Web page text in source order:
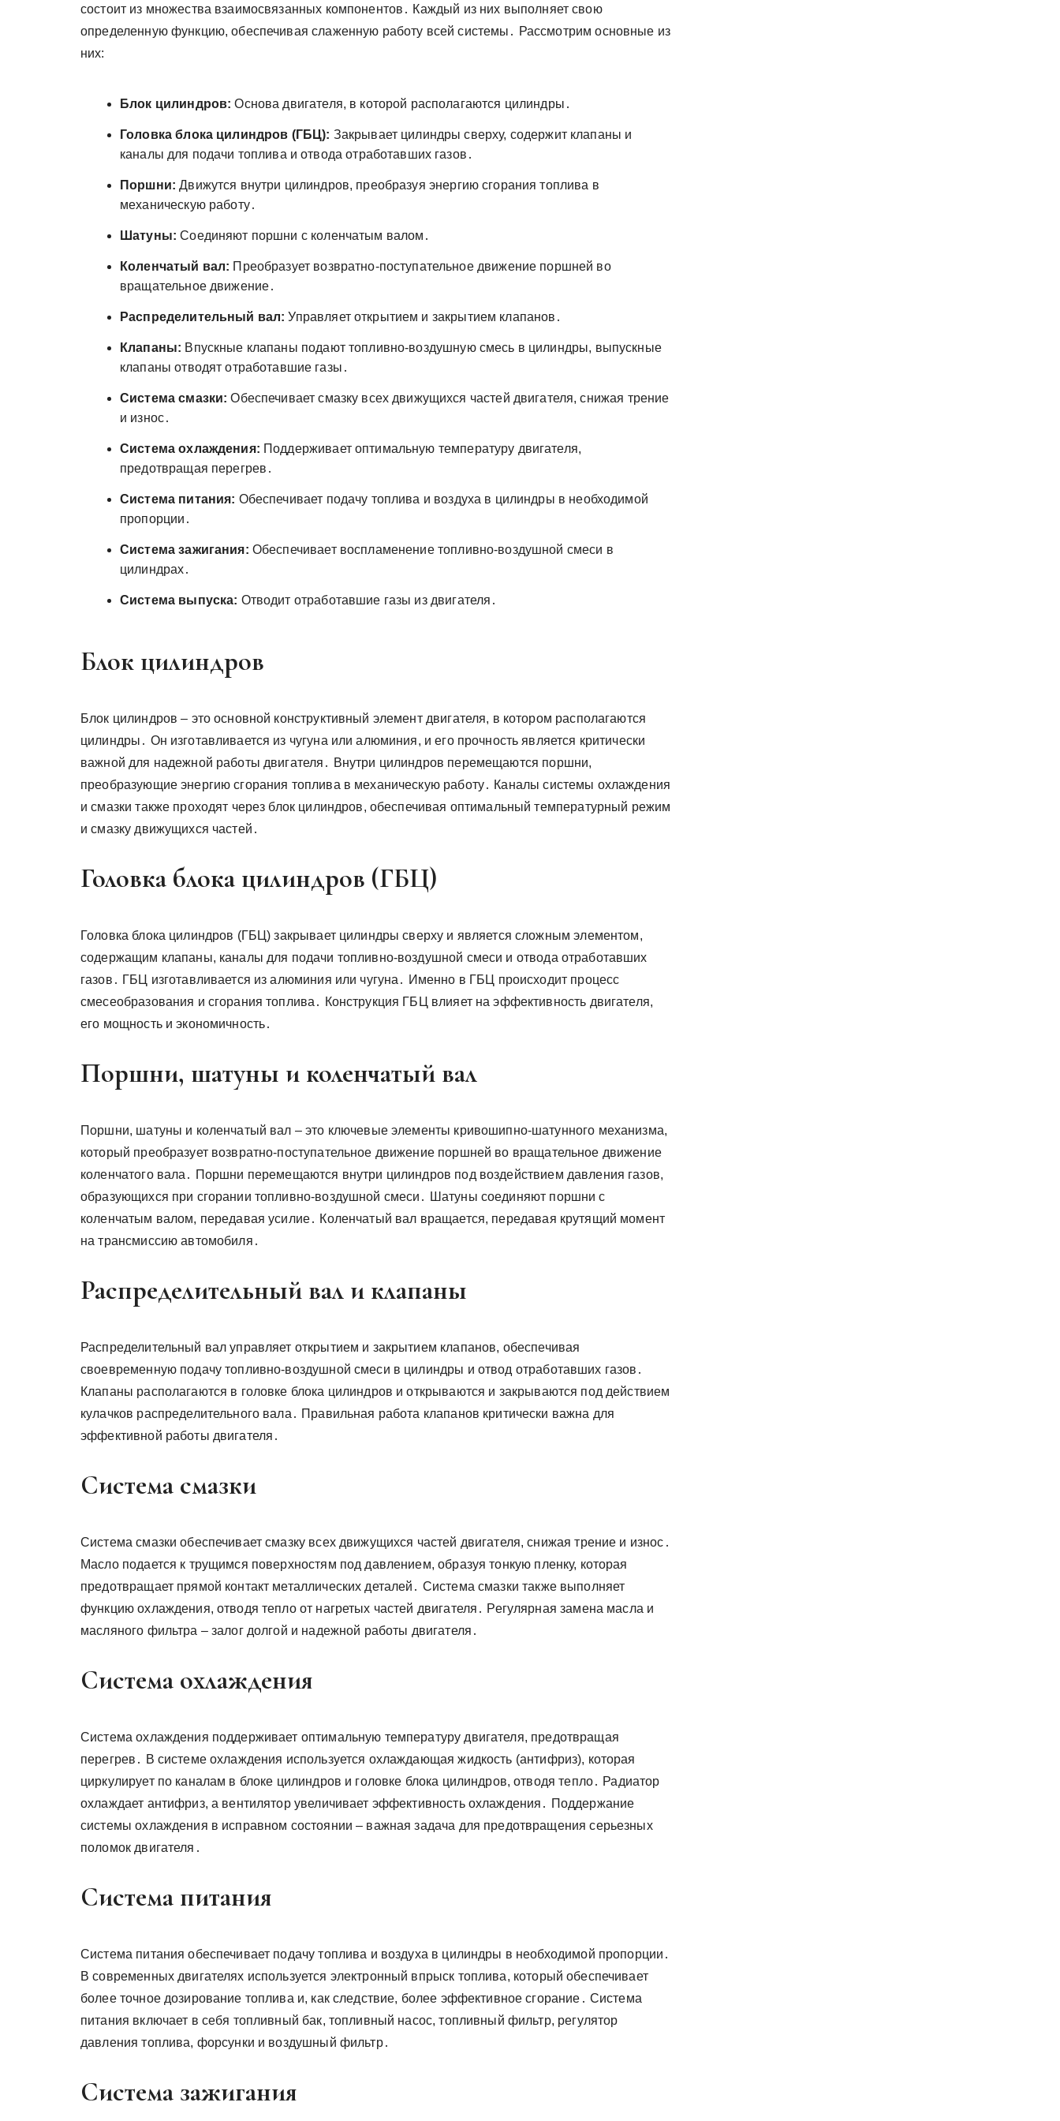
состоит из множества взаимосвязанных компонентов․ Каждый из них выполняет свою
определенную функцию, обеспечивая слаженную работу всей системы․ Рассмотрим основные из
них:
Блок цилиндров: Основа двигателя, в которой располагаются цилиндры․
Головка блока цилиндров (ГБЦ): Закрывает цилиндры сверху, содержит клапаны и
каналы для подачи топлива и отвода отработавших газов․
Поршни: Движутся внутри цилиндров, преобразуя энергию сгорания топлива в
механическую работу․
Шатуны: Соединяют поршни с коленчатым валом․
Коленчатый вал: Преобразует возвратно-поступательное движение поршней во
вращательное движение․
Распределительный вал: Управляет открытием и закрытием клапанов․
Клапаны: Впускные клапаны подают топливно-воздушную смесь в цилиндры, выпускные
клапаны отводят отработавшие газы․
Система смазки: Обеспечивает смазку всех движущихся частей двигателя, снижая трение
и износ․
Система охлаждения: Поддерживает оптимальную температуру двигателя,
предотвращая перегрев․
Система питания: Обеспечивает подачу топлива и воздуха в цилиндры в необходимой
пропорции․
Система зажигания: Обеспечивает воспламенение топливно-воздушной смеси в
цилиндрах․
Система выпуска: Отводит отработавшие газы из двигателя․
Блок цилиндров
Блок цилиндров – это основной конструктивный элемент двигателя, в котором располагаются
цилиндры․ Он изготавливается из чугуна или алюминия, и его прочность является критически
важной для надежной работы двигателя․ Внутри цилиндров перемещаются поршни,
преобразующие энергию сгорания топлива в механическую работу․ Каналы системы охлаждения
и смазки также проходят через блок цилиндров, обеспечивая оптимальный температурный режим
и смазку движущихся частей․
Головка блока цилиндров (ГБЦ)
Головка блока цилиндров (ГБЦ) закрывает цилиндры сверху и является сложным элементом,
содержащим клапаны, каналы для подачи топливно-воздушной смеси и отвода отработавших
газов․ ГБЦ изготавливается из алюминия или чугуна․ Именно в ГБЦ происходит процесс
смесеобразования и сгорания топлива․ Конструкция ГБЦ влияет на эффективность двигателя,
его мощность и экономичность․
Поршни, шатуны и коленчатый вал
Поршни, шатуны и коленчатый вал – это ключевые элементы кривошипно-шатунного механизма,
который преобразует возвратно-поступательное движение поршней во вращательное движение
коленчатого вала․ Поршни перемещаются внутри цилиндров под воздействием давления газов,
образующихся при сгорании топливно-воздушной смеси․ Шатуны соединяют поршни с
коленчатым валом, передавая усилие․ Коленчатый вал вращается, передавая крутящий момент
на трансмиссию автомобиля․
Распределительный вал и клапаны
Распределительный вал управляет открытием и закрытием клапанов, обеспечивая
своевременную подачу топливно-воздушной смеси в цилиндры и отвод отработавших газов․
Клапаны располагаются в головке блока цилиндров и открываются и закрываются под действием
кулачков распределительного вала․ Правильная работа клапанов критически важна для
эффективной работы двигателя․
Система смазки
Система смазки обеспечивает смазку всех движущихся частей двигателя, снижая трение и износ․
Масло подается к трущимся поверхностям под давлением, образуя тонкую пленку, которая
предотвращает прямой контакт металлических деталей․ Система смазки также выполняет
функцию охлаждения, отводя тепло от нагретых частей двигателя․ Регулярная замена масла и
масляного фильтра – залог долгой и надежной работы двигателя․
Система охлаждения
Система охлаждения поддерживает оптимальную температуру двигателя, предотвращая
перегрев․ В системе охлаждения используется охлаждающая жидкость (антифриз), которая
циркулирует по каналам в блоке цилиндров и головке блока цилиндров, отводя тепло․ Радиатор
охлаждает антифриз, а вентилятор увеличивает эффективность охлаждения․ Поддержание
системы охлаждения в исправном состоянии – важная задача для предотвращения серьезных
поломок двигателя․
Система питания
Система питания обеспечивает подачу топлива и воздуха в цилиндры в необходимой пропорции․
В современных двигателях используется электронный впрыск топлива, который обеспечивает
более точное дозирование топлива и, как следствие, более эффективное сгорание․ Система
питания включает в себя топливный бак, топливный насос, топливный фильтр, регулятор
давления топлива, форсунки и воздушный фильтр․
Система зажигания